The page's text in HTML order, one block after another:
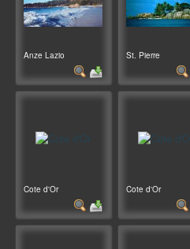
Anze Lazio St. Pierre
Cote d'Or Cote d'Or